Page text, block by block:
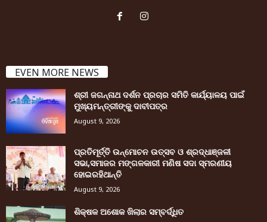
EVEN MORE NEWS
ଶ୍ରୀ ଜଗନ୍ନାଥ ଦର୍ଶନ ପ୍ରଚାର ସମିତି କାର୍ଯ୍ୟାଳୟ ପାଇଁ
ମୁଖ୍ୟମନ୍ତ୍ରୀଙ୍କୁ ଦାବୀପତ୍ର
August 9, 2026
ପ୍ରତିମୂର୍ତ୍ତି ଉନ୍ମୋଚନ ଉତ୍ସବ ଓ ଶ୍ରଦ୍ଧାଞ୍ଜଳୀ
ସଭା,ସମାଜର ମଙ୍ଗଳକାରୀ ମଣିଷ ସଦା ସ୍ମରଣୀୟ
ହୋଇରହିଥାନ୍ତି
August 9, 2026
ଶିକ୍ଷକ ଅଶୋକ ଖିଲାର ସମ୍ବର୍ଦ୍ଧିତ